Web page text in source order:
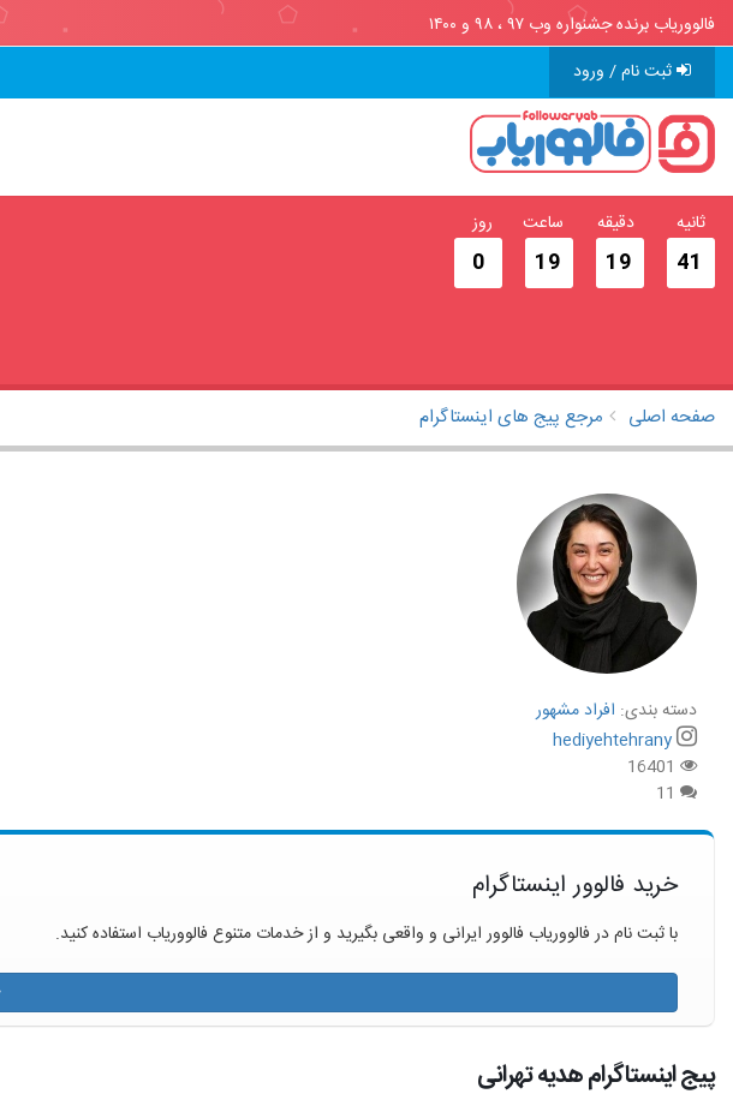
فالووریاب برنده جشنواره وب ۹۷ ، ۹۸ و ۱۴۰۰
ثبت نام / ورود
40
ثانیه
19
دقیقه
19
ساعت
0
روز
صفحه اصلی مرجع پیج های اینستاگرام
دسته بندی: افراد مشهور
hediyehtehrany
خرید فالوور اینستاگرام
با ثبت نام در فالووریاب فالوور ایرانی و واقعی بگیرید و از خدمات متنوع فالووریاب استفاده کنید.
پیج اینستاگرام هدیه تهرانی